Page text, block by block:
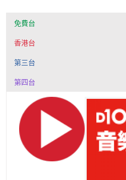
免費台
香港台
第三台
第四台